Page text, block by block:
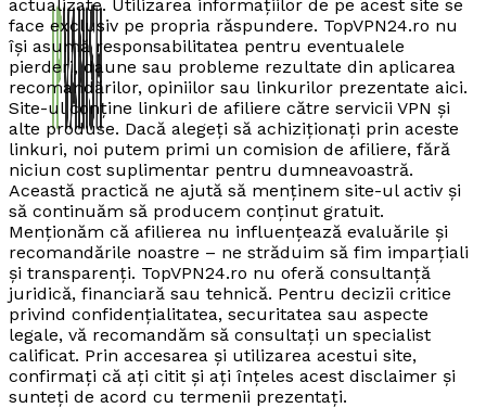
actualizate. Utilizarea informațiilor de pe acest site se
face exclusiv pe propria răspundere. TopVPN24.ro nu
își asumă responsabilitatea pentru eventualele
pierderi, daune sau probleme rezultate din aplicarea
recomandărilor, opiniilor sau linkurilor prezentate aici.
Site-ul conține linkuri de afiliere către servicii VPN și
alte produse. Dacă alegeți să achiziționați prin aceste
linkuri, noi putem primi un comision de afiliere, fără
niciun cost suplimentar pentru dumneavoastră.
Această practică ne ajută să menținem site-ul activ și
să continuăm să producem conținut gratuit.
Menționăm că afilierea nu influențează evaluările și
recomandările noastre – ne străduim să fim imparțiali
și transparenți. TopVPN24.ro nu oferă consultanță
juridică, financiară sau tehnică. Pentru decizii critice
privind confidențialitatea, securitatea sau aspecte
legale, vă recomandăm să consultați un specialist
calificat. Prin accesarea și utilizarea acestui site,
confirmați că ați citit și ați înțeles acest disclaimer și
sunteți de acord cu termenii prezentați.